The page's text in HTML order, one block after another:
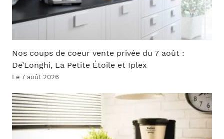
Nos coups de coeur vente privée du 7 août :
De’Longhi, La Petite Étoile et Iplex
Le 7 août 2026